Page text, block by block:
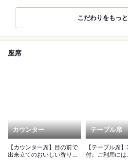
こだわりをもっ
座席
カウンター
【カウンター席】目の前で
出来立てのおいしい香りを
テーブル席
【テーブル席
付。ご利用には